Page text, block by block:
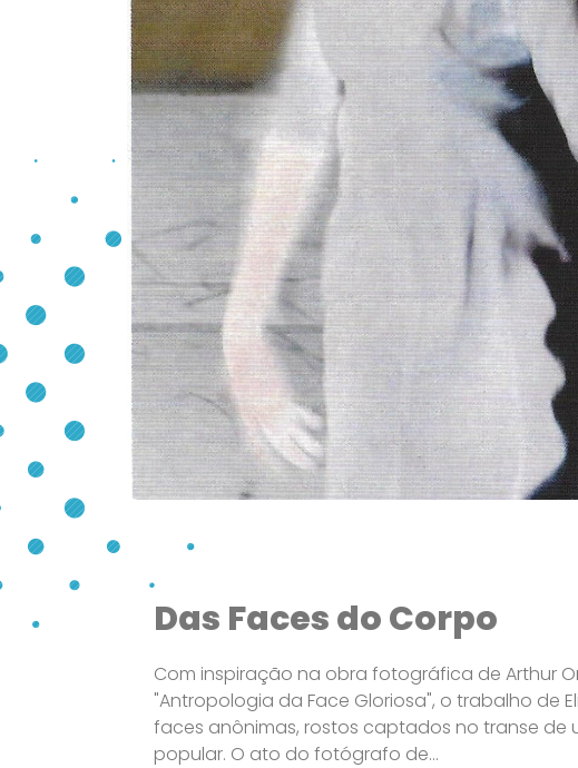
Das Faces do Corpo
Com inspiração na obra fotográfica de Arthur
"Antropologia da Face Gloriosa", o trabalho de
faces anônimas, rostos captados no transe de
popular. O ato do fotógrafo de...